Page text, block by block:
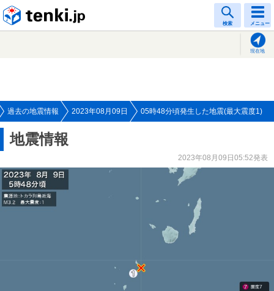
検索 メニュー
現在地
過去の地震情報 2023年08月09日 05時48分頃発生した地震(最大震度1)
地震情報
2023年08月09日05:52発表